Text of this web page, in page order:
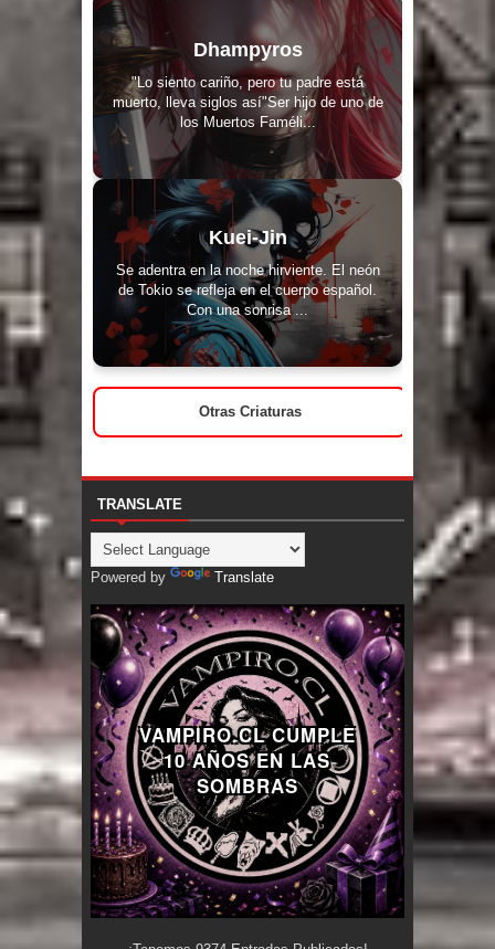
Dhampyros
"Lo siento cariño, pero tu padre está
muerto, lleva siglos así"Ser hijo de uno de
los Muertos Faméli...
Kuei-Jin
Se adentra en la noche hirviente. El neón
de Tokio se refleja en el cuerpo español.
Con una sonrisa ...
Otras Criaturas
TRANSLATE
Powered by Translate
VAMPIRO.CL CUMPLE
10 AÑOS EN LAS
SOMBRAS